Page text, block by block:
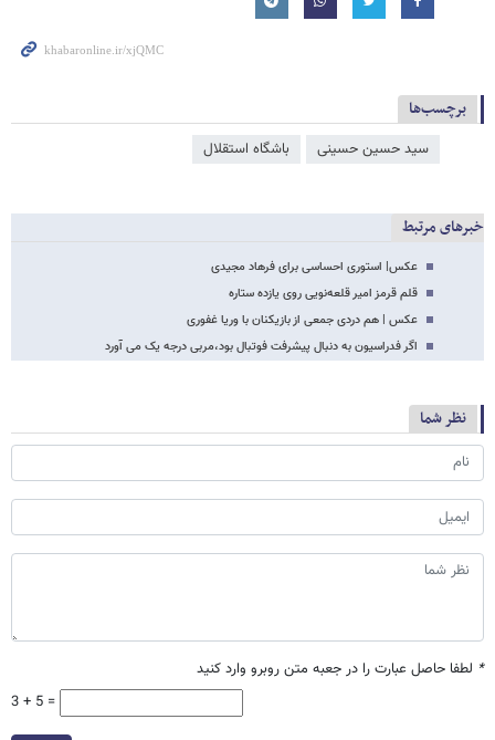
برچسب‌ها
سید حسین حسینی باشگاه استقلال
خبرهای مرتبط
عکس| استوری احساسی برای فرهاد مجیدی
قلم قرمز امیر قلعه‌نویی روی یازده ستاره
عکس | هم دردی جمعی از بازیکنان با وریا غفوری
اگر فدراسیون به دنبال پیشرفت فوتبال بود،مربی درجه یک می آورد
نظر شما
* لطفا حاصل عبارت را در جعبه متن روبرو وارد کنید
3 + 5 =